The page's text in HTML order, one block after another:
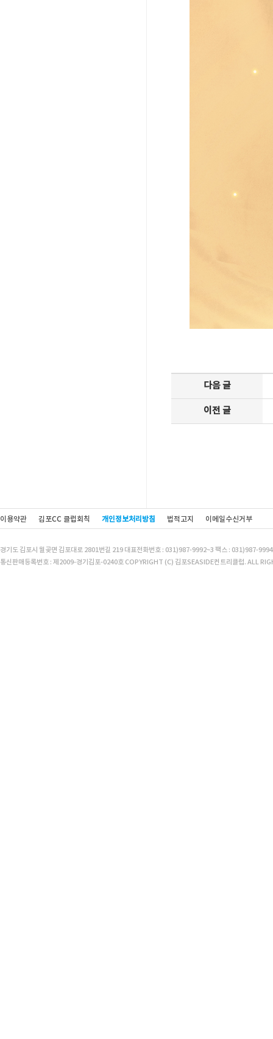
다음 글
이전 글
이용약관 김포CC 클럽회칙 개인정보처리방침 법적고지 이메일수신거부
경기도 김포시 월곶면 김포대로 2801번길 219 대표전화번호 : 031)987-9992~3 팩스 : 031)987-
통신판매등록번호 : 제2009-경기김포-0240호 COPYRIGHT (C) 김포SEASIDE컨트리클럽. ALL